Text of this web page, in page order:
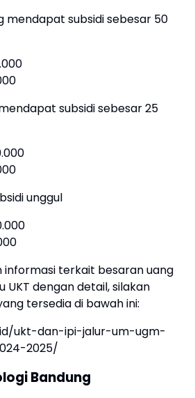
mendapat subsidi sebesar 50
subsidi sebesar 25
unggul
terkait besaran uang
UKT dengan detail, silakan
tersedia di bawah ini:
ukt-dan-ipi-jalur-um-ugm-
2025/
Bandung